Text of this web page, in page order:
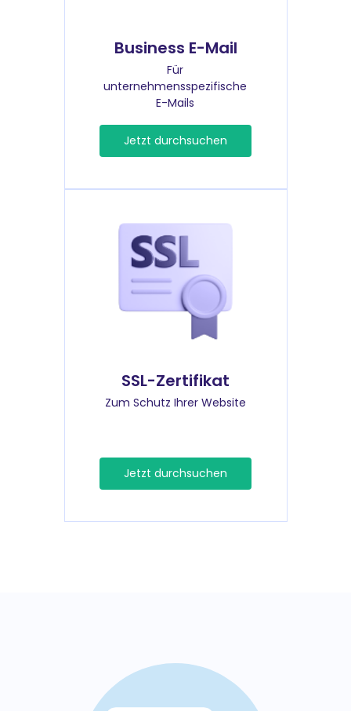
Business E-Mail
Für
unternehmensspezifische
E-Mails
Jetzt durchsuchen
SSL-Zertifikat
Zum Schutz Ihrer Website
Jetzt durchsuchen